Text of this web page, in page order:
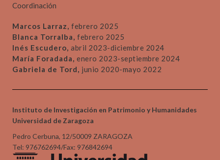
Coordinación
Marcos Larraz, febrero 2025
Blanca Torralba, febrero 2025
Inés Escudero, abril 2023-diciembre 2024
María Foradada, enero 2023-septiembre 2024
Gabriela de Tord, junio 2020-mayo 2022
Instituto de Investigación en Patrimonio y Humanidades
Universidad de Zaragoza
Pedro Cerbuna, 12/50009 ZARAGOZA
Tel: 976762694/Fax: 976842694